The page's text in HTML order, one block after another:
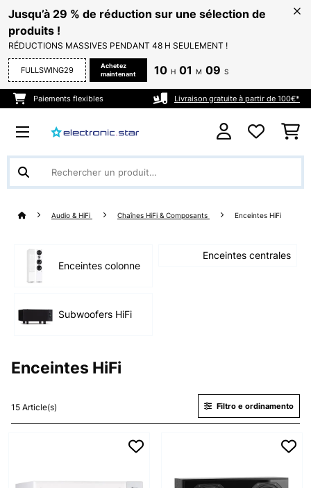
Jusqu’à 29 % de réduction sur une sélection de
produits !
RÉDUCTIONS MASSIVES PENDANT 48 H SEULEMENT !
FULLSWING29
Achetez
maintenant
10 H 01 M 08 S
Paiements flexibles Livraison gratuite à partir de 100€*
Audio & HiFi Chaînes HiFi & Composants Enceintes HiFi
Enceintes colonne
Enceintes centrales
Subwoofers HiFi
Enceintes HiFi
15 Article(s) Filtro e ordinamento